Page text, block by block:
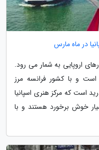
اروپایی به شمار می رود.
است و با کشور فرانسه مرز
است که مرکز هنری اسپانیا
خوش برخورد هستند و با